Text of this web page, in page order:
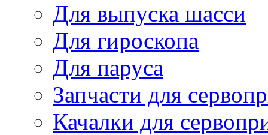
Для выпуска шасси
Для гироскопа
Для паруса
Запчасти для
Качалки для